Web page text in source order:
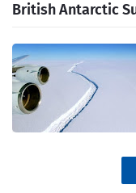
British Antarctic